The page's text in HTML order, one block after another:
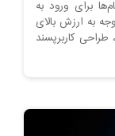
برای ورود به
به ارزش بالای
کاربرپسند
به بررسی مراحل
در این